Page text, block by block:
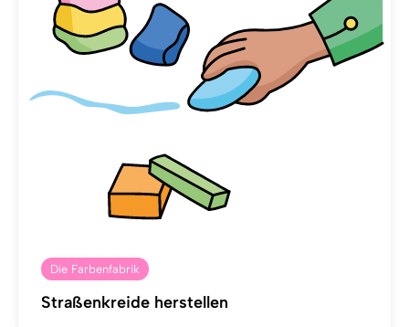
Die Farbenfabrik
Straßenkreide herstellen